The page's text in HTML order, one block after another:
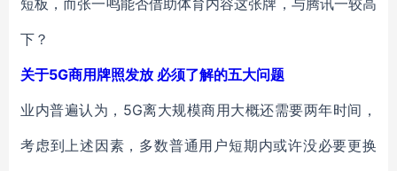
短板，而张一鸣能否借助体育内容这张牌，与腾讯一较高
下？
关于5G商用牌照发放 必须了解的五大问题
业内普遍认为，5G离大规模商用大概还需要两年时间，
考虑到上述因素，多数普通用户短期内或许没必要更换